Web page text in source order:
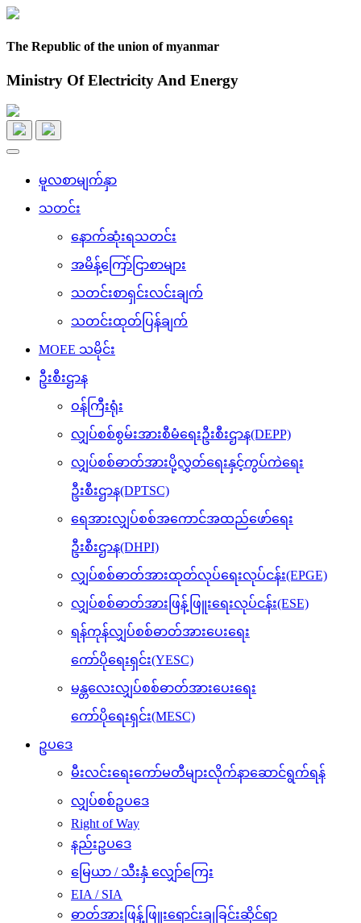
The Republic of the union of myanmar
Ministry Of Electricity And Energy
Toggle
မူလစာမျက်နှာ
သတင်း
နောက်ဆုံးရသတင်း
အမိန့်ကြော်ငြာစာများ
သတင်းစာရှင်းလင်းချက်
သတင်းထုတ်ပြန်ချက်
MOEE သမိုင်း
ဦးစီးဌာန
ဝန်ကြီးရုံး
လျှပ်စစ်စွမ်းအားစီမံရေးဦးစီးဌာန(DEPP)
လျှပ်စစ်ဓာတ်အားပို့လွှတ်ရေးနှင့်ကွပ်ကဲရေး
ဦးစီးဌာန(DPTSC)
ရေအားလျှပ်စစ်အကောင်အထည်ဖော်ရေး
ဦးစီးဌာန(DHPI)
လျှပ်စစ်ဓာတ်အားထုတ်လုပ်ရေးလုပ်ငန်း(EPGE)
လျှပ်စစ်ဓာတ်အားဖြန့်ဖြူးရေးလုပ်ငန်း(ESE)
ရန်ကုန်လျှပ်စစ်ဓာတ်အားပေးရေး
ကော်ပိုရေးရှင်း(YESC)
မန္တလေးလျှပ်စစ်ဓာတ်အားပေးရေး
ကော်ပိုရေးရှင်း(MESC)
ဥပဒေ
မီးလင်းရေးကော်မတီများလိုက်နာဆောင်ရွက်ရန်
လျှပ်စစ်ဥပဒေ
Right of Way
နည်းဥပဒေ
မြေယာ / သီးနှံ လျှော်ကြေး
EIA / SIA
ဓာတ်အားဖြန့်ဖြူးရောင်းချခြင်းဆိုင်ရာ